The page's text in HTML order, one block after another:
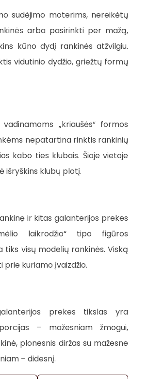
sudėjimo moterims, nereikėtų
arba pasirinkti per mažą,
kūno dydį rankinės atžvilgiu.
vidutinio dydžio, griežtų formų
„kriaušės“ formos
nepatartina rinktis rankinių
kabo ties klubais. Šioje vietoje
išryškins klubų plotį.
ir kitas galanterijos prekes
laikrodžio“ tipo figūros
tiks visų modelių rankinės. Viską
prie kuriamo įvaizdžio.
prekes tikslas yra
– mažesniam žmogui,
plonesnis diržas su mažesne
– didesnį.